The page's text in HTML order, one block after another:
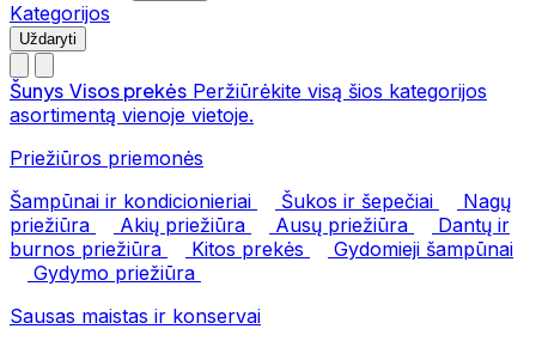
Kategorijos
Uždaryti
Šunys Visos prekės Peržiūrėkite visą šios kategorijos
asortimentą vienoje vietoje.
Priežiūros priemonės
Šampūnai ir kondicionieriai
Šukos ir šepečiai
Nagų
priežiūra
Akių priežiūra Ausų priežiūra
Dantų ir
burnos priežiūra
Kitos prekės
Gydomieji šampūnai
Gydymo priežiūra
Sausas maistas ir konservai